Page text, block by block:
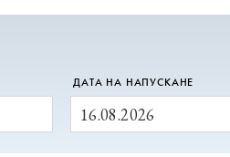
ДАТА НА НАПУСКАНЕ